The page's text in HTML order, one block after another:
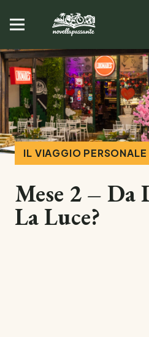
IL VIAGGIO PERSONALE
Mese 2 – Da
La Luce?